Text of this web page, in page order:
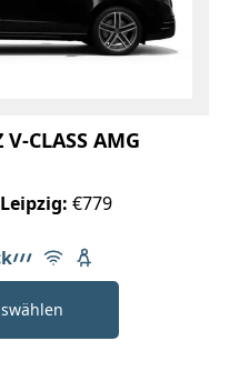
V-CLASS AMG
€779
6
AMG Linie
Kostenloses WLAN
Kindersitz